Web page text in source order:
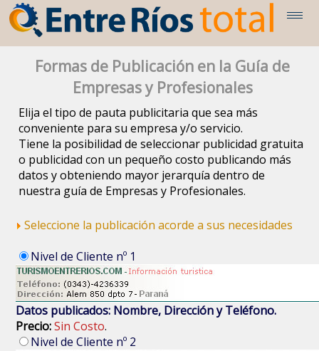
Formas de Publicación en la Guía de
Empresas y Profesionales
Elija el tipo de pauta publicitaria que sea más
conveniente para su empresa y/o servicio.
Tiene la posibilidad de seleccionar publicidad gratuita
o publicidad con un pequeño costo publicando más
datos y obteniendo mayor jerarquía dentro de
nuestra guía de Empresas y Profesionales.
Seleccione la publicación acorde a sus necesidades
Nivel de Cliente nº 1
Datos publicados: Nombre, Dirección y Teléfono.
Precio:Sin Costo.
Nivel de Cliente nº 2